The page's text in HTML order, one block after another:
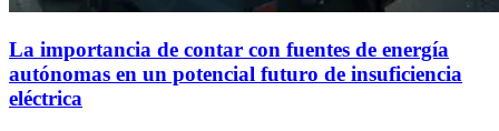
La importancia de contar con fuentes de energía
autónomas en un potencial futuro de insuficiencia
eléctrica